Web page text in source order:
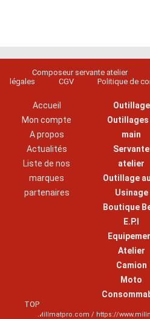
Composeur servante atelier
légales
CGV Politique de
Accueil
Mon compte
A propos
Actualités
Liste de nos
marques
partenaires
Outillage
Outillages
main
Servante
atelier
Outillage
Usinage
Boutique
E.P.I
Atelier
Camion
Moto
Millmatpro.com / https://
TOP